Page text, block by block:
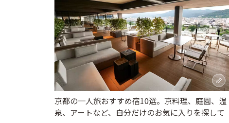
京都の一人旅おすすめ宿10選。京料理、庭園、温
泉、アートなど、自分だけのお気に入りを探して